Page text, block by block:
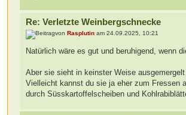
Re: Verletzte Weinbergschnecke
vonRasplutin am 24.09.2025, 10:21
Natürlich wäre es gut und beruhigend, wenn
Aber sie sieht in keinster Weise
Vielleicht kannst du sie ja eher zum Fressen
durch Süsskartoffelscheiben und